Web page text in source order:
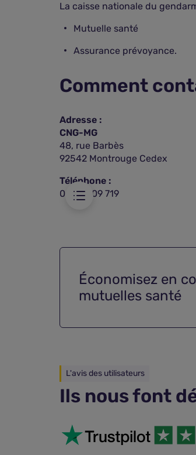
La caisse nationale du
Mutuelle santé
Assurance prévoyance.
Comment
Adresse :
CNG-MG
48, rue Barbès
92542 Montrouge Cedex
Téléphone :
0 970 809 719
Économisez en
mutuelles santé
L'avis des utilisateurs
Ils nous font